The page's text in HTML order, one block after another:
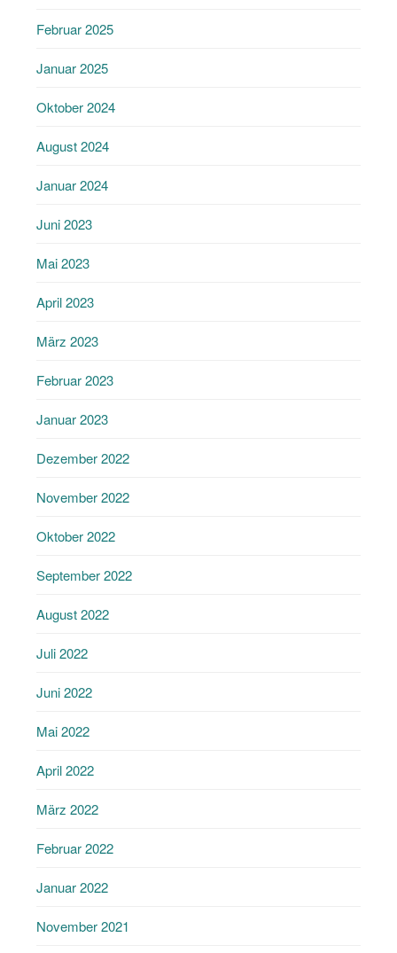
Februar 2025
Januar 2025
Oktober 2024
August 2024
Januar 2024
Juni 2023
Mai 2023
April 2023
März 2023
Februar 2023
Januar 2023
Dezember 2022
November 2022
Oktober 2022
September 2022
August 2022
Juli 2022
Juni 2022
Mai 2022
April 2022
März 2022
Februar 2022
Januar 2022
November 2021